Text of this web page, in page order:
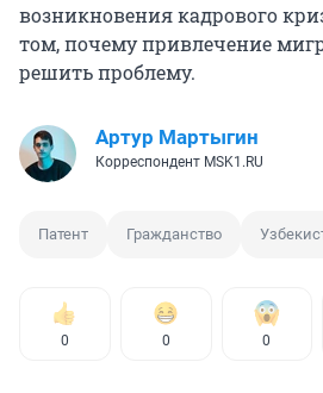
возникновения кадрового
том, почему привлечение
решить проблему.
Артур Мартыгин
Корреспондент MSK1.RU
Патент Гражданство
0 0 0